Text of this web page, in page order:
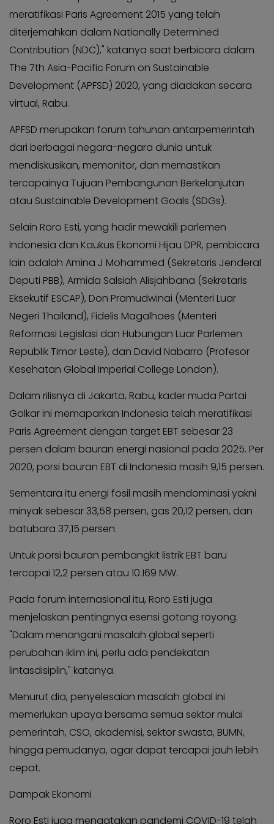
Opini
Kabar
Kader
Kabar
Kabar
Kabinet
Kabar
UKM
Kabar
DPP
Pojok
Kagol
Kabar
Photo
Pilkada
Opini
Kabar
Kader
Kabar
Kabar
Kabar
Kabinet
Kabar
UKM
Kabar
Pojok
Kagol
KABAR
KADER
meratifikasi Paris Agreement 2015 yang telah
diterjemahkan dalam Nationally Determined
Contribution (NDC)," katanya saat berbicara dalam
The 7th Asia-Pacific Forum on Sustainable
Development (APFSD) 2020, yang diadakan secara
virtual, Rabu.
APFSD merupakan forum tahunan antarpemerintah
dari berbagai negara-negara dunia untuk
mendiskusikan, memonitor, dan memastikan
tercapainya Tujuan Pembangunan Berkelanjutan
atau Sustainable Development Goals (SDGs).
Selain Roro Esti, yang hadir mewakili parlemen
Indonesia dan Kaukus Ekonomi Hijau DPR, pembicara
lain adalah Amina J Mohammed (Sekretaris Jenderal
Deputi PBB), Armida Salsiah Alisjahbana (Sekretaris
Eksekutif ESCAP), Don Pramudwinai (Menteri Luar
Negeri Thailand), Fidelis Magalhaes (Menteri
Reformasi Legislasi dan Hubungan Luar Parlemen
Republik Timor Leste), dan David Nabarro (Profesor
Kesehatan Global Imperial College London).
Dalam rilisnya di Jakarta, Rabu, kader muda Partai
Golkar ini memaparkan Indonesia telah meratifikasi
Paris Agreement dengan target EBT sebesar 23
persen dalam bauran energi nasional pada 2025. Per
2020, porsi bauran EBT di Indonesia masih 9,15 persen.
Sementara itu energi fosil masih mendominasi yakni
minyak sebesar 33,58 persen, gas 20,12 persen, dan
batubara 37,15 persen.
Untuk porsi bauran pembangkit listrik EBT baru
tercapai 12,2 persen atau 10.169 MW.
Pada forum internasional itu, Roro Esti juga
menjelaskan pentingnya esensi gotong royong.
"Dalam menangani masalah global seperti
perubahan iklim ini, perlu ada pendekatan
lintasdisiplin," katanya.
Menurut dia, penyelesaian masalah global ini
memerlukan upaya bersama semua sektor mulai
pemerintah, CSO, akademisi, sektor swasta, BUMN,
hingga pemudanya, agar dapat tercapai jauh lebih
cepat.
Dampak Ekonomi
Roro Esti juga mengatakan pandemi COVID-19 telah